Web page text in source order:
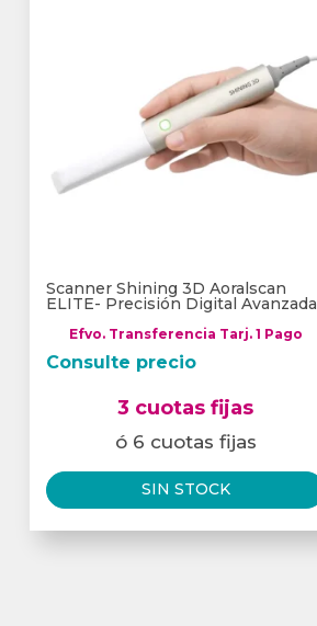
Scanner Shining 3D Aoralscan
ELITE- Precisión Digital Avanzada
Efvo. Transferencia Tarj. 1 Pago
Consulte precio
3 cuotas fijas
ó 6 cuotas fijas
SIN STOCK